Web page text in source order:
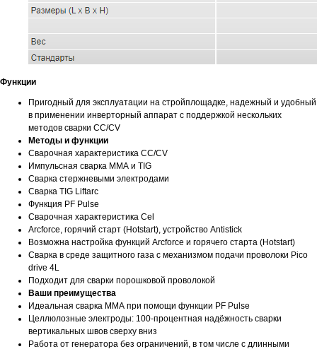
Функции
Пригодный для эксплуатации на стройплощадке, надежный и удобный
в применении инверторный аппарат с поддержкой нескольких
методов сварки CC/CV
Методы и функции
Сварочная характеристика CC/CV
Импульсная сварка ММА и ТIG
Сварка стержневыми электродами
Сварка ТIG Liftarc
Функция PF Pulse
Сварочная характеристика Cel
Arcforce, горячий старт (Hotstart), устройство Antistick
Возможна настройка функций Arcforce и горячего старта (Hotstart)
Сварка в среде защитного газа с механизмом подачи проволоки Pico
drive 4L
Подходит для сварки порошковой проволокой
Ваши преимущества
Идеальная сварка ММА при помощи функции PF Pulse
Целлюлозные электроды: 100-процентная надёжность сварки
вертикальных швов сверху вниз
Работа от генератора без ограничений, в том числе с длинными